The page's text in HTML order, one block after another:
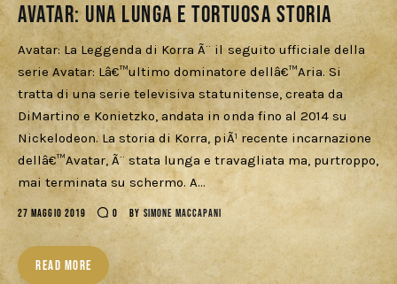
Avatar: Una lunga e tortuosa storia
Avatar: La Leggenda di Korra Ã¨ il seguito ufficiale della
serie Avatar: Lâ€™ultimo dominatore dellâ€™Aria. Si
tratta di una serie televisiva statunitense, creata da
DiMartino e Konietzko, andata in onda fino al 2014 su
Nickelodeon. La storia di Korra, piÃ¹ recente incarnazione
dellâ€™Avatar, Ã¨ stata lunga e travagliata ma, purtroppo,
mai terminata su schermo. A…
27 MAGGIO 2019 0 BY SIMONE MACCAPANI
READ MORE